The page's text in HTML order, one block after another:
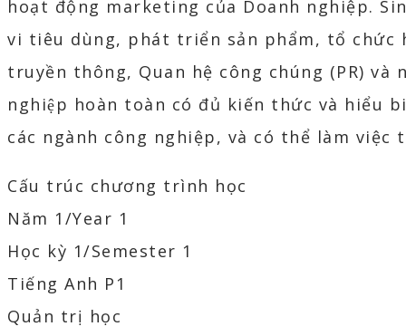
hoạt động marketing của Doanh nghiệp.
vi tiêu dùng, phát triển sản phẩm, tổ chức
truyền thông, Quan hệ công chúng (PR)
nghiệp hoàn toàn có đủ kiến thức và hiểu
các ngành công nghiệp, và có thể làm
Cấu trúc chương trình học
Năm 1/Year 1
Học kỳ 1/Semester 1
Tiếng Anh P1
Quản trị học